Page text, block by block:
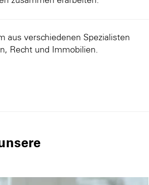
aus verschiedenen Spezialisten
Recht und Immobilien.